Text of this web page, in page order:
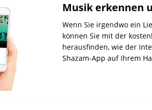
Musik erkennen
Wenn Sie irgendwo ein
können Sie mit der
herausfinden, wie der
Shazam-App auf Ihrem